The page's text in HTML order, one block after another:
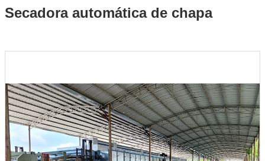
de chapa Secadora automática de chapa
Secadora automática de chapa